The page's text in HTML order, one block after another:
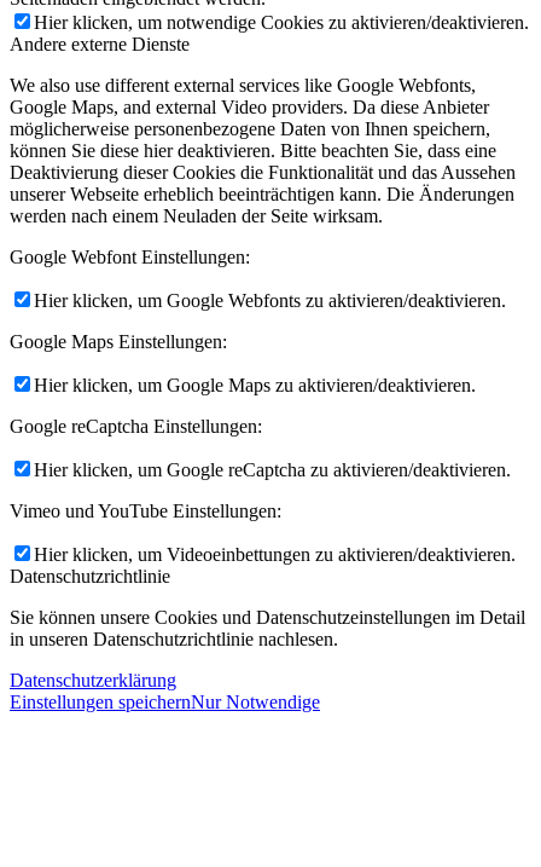
Hier klicken, um notwendige Cookies zu aktivieren/deaktivieren.
Andere externe Dienste
We also use different external services like Google Webfonts,
Google Maps, and external Video providers. Da diese Anbieter
möglicherweise personenbezogene Daten von Ihnen speichern,
können Sie diese hier deaktivieren. Bitte beachten Sie, dass eine
Deaktivierung dieser Cookies die Funktionalität und das Aussehen
unserer Webseite erheblich beeinträchtigen kann. Die Änderungen
werden nach einem Neuladen der Seite wirksam.
Google Webfont Einstellungen:
Hier klicken, um Google Webfonts zu aktivieren/deaktivieren.
Google Maps Einstellungen:
Hier klicken, um Google Maps zu aktivieren/deaktivieren.
Google reCaptcha Einstellungen:
Hier klicken, um Google reCaptcha zu aktivieren/deaktivieren.
Vimeo und YouTube Einstellungen:
Hier klicken, um Videoeinbettungen zu aktivieren/deaktivieren.
Datenschutzrichtlinie
Sie können unsere Cookies und Datenschutzeinstellungen im Detail
in unseren Datenschutzrichtlinie nachlesen.
Datenschutzerklärung
Einstellungen speichernNur Notwendige